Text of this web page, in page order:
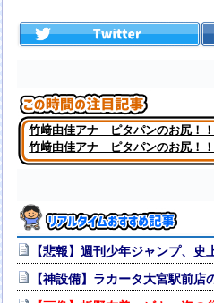
竹﨑由佳アナ ピタパンのお尻！！
竹﨑由佳アナ ピタパンのお尻！！
【悲報】週刊少年ジャンプ、
【神設備】ラカータ大宮駅前